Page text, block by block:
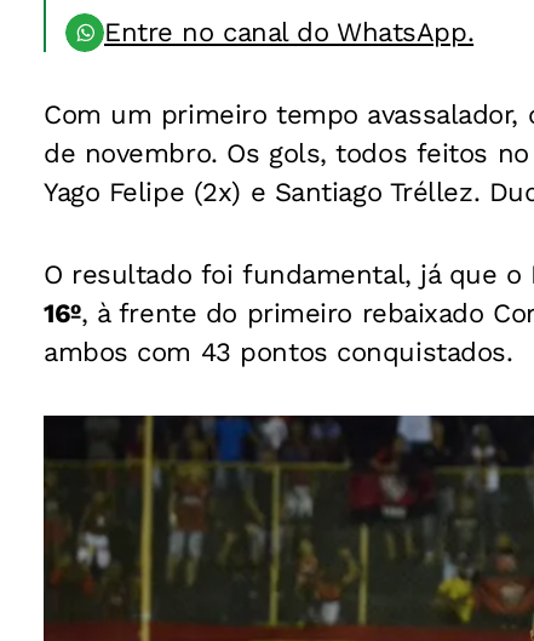
Entre no canal do WhatsApp.
Com um primeiro tempo avassalador,
de novembro. Os gols, todos feitos
Yago Felipe (2x) e Santiago Tréllez.
O resultado foi fundamental, já que o
16º, à frente do primeiro rebaixado
ambos com 43 pontos conquistados.